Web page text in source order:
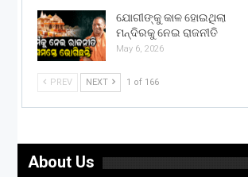
ଯୋଗୀଙ୍କୁ କାଳ ହୋଇଥିଲା
ମନ୍ଦିରକୁ ନେଇ ରାଜନୀତି
May 6, 2026
PREV NEXT 1 of 166
About Us